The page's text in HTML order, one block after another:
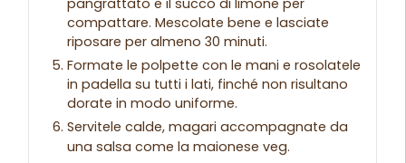
pangrattato e il succo di limone per
compattare. Mescolate bene e lasciate
riposare per almeno 30 minuti.
Formate le polpette con le mani e rosolatele
in padella su tutti i lati, finché non risultano
dorate in modo uniforme.
Servitele calde, magari accompagnate da
una salsa come la maionese veg.